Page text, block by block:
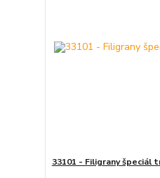
33101 - Filigrany špeciál